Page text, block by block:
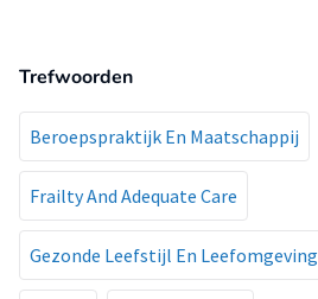
Trefwoorden
Beroepspraktijk En Maatschappij
Frailty And Adequate Care
Gezonde Leefstijl En Leefomgeving